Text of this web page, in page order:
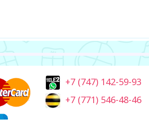
+7 (747) 142-59-93
+7 (771) 546-48-46